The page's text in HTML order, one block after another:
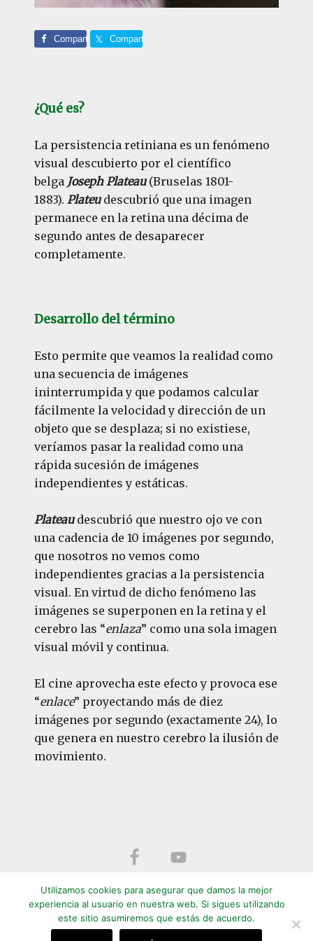
Comparte Comparte
¿Qué es?
La persistencia retiniana es un fenómeno
visual descubierto por el científico
belga Joseph Plateau(Bruselas 1801-
1883). Plateudescubrió que una imagen
permanece en la retina una décima de
segundo antes de desaparecer
completamente.
Desarrollo del término
Esto permite que veamos la realidad como
una secuencia de imágenes
ininterrumpida y que podamos calcular
fácilmente la velocidad y dirección de un
objeto que se desplaza; si no existiese,
veríamos pasar la realidad como una
rápida sucesión de imágenes
independientes y estáticas.
Plateaudescubrió que nuestro ojo ve con
una cadencia de 10 imágenes por segundo,
que nosotros no vemos como
independientes gracias a la persistencia
visual. En virtud de dicho fenómeno las
imágenes se superponen en la retina y el
cerebro las “enlaza” como una sola imagen
visual móvil y continua.
El cine aprovecha este efecto y provoca ese
“enlace” proyectando más de diez
imágenes por segundo (exactamente 24), lo
que genera en nuestro cerebro la ilusión de
movimiento.
2014 - 2026 | +QCine | El cine es nuestra pasión
Utilizamos cookies para asegurar que damos la mejor
experiencia al usuario en nuestra web. Si sigues utilizando
este sitio asumiremos que estás de acuerdo.